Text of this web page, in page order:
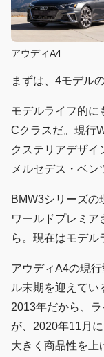
アウディA4
まずは、4モデル
モデルライフ的に
Cクラスだ。現行
クステリアデザイ
メルセデス・ベン
BMW3シリーズ
ワールドプレミ
ら。現在はモデル
アウディA4の現
ル末期を迎えてい
2013年だから、
が、2020年11月
大きく商品性を上